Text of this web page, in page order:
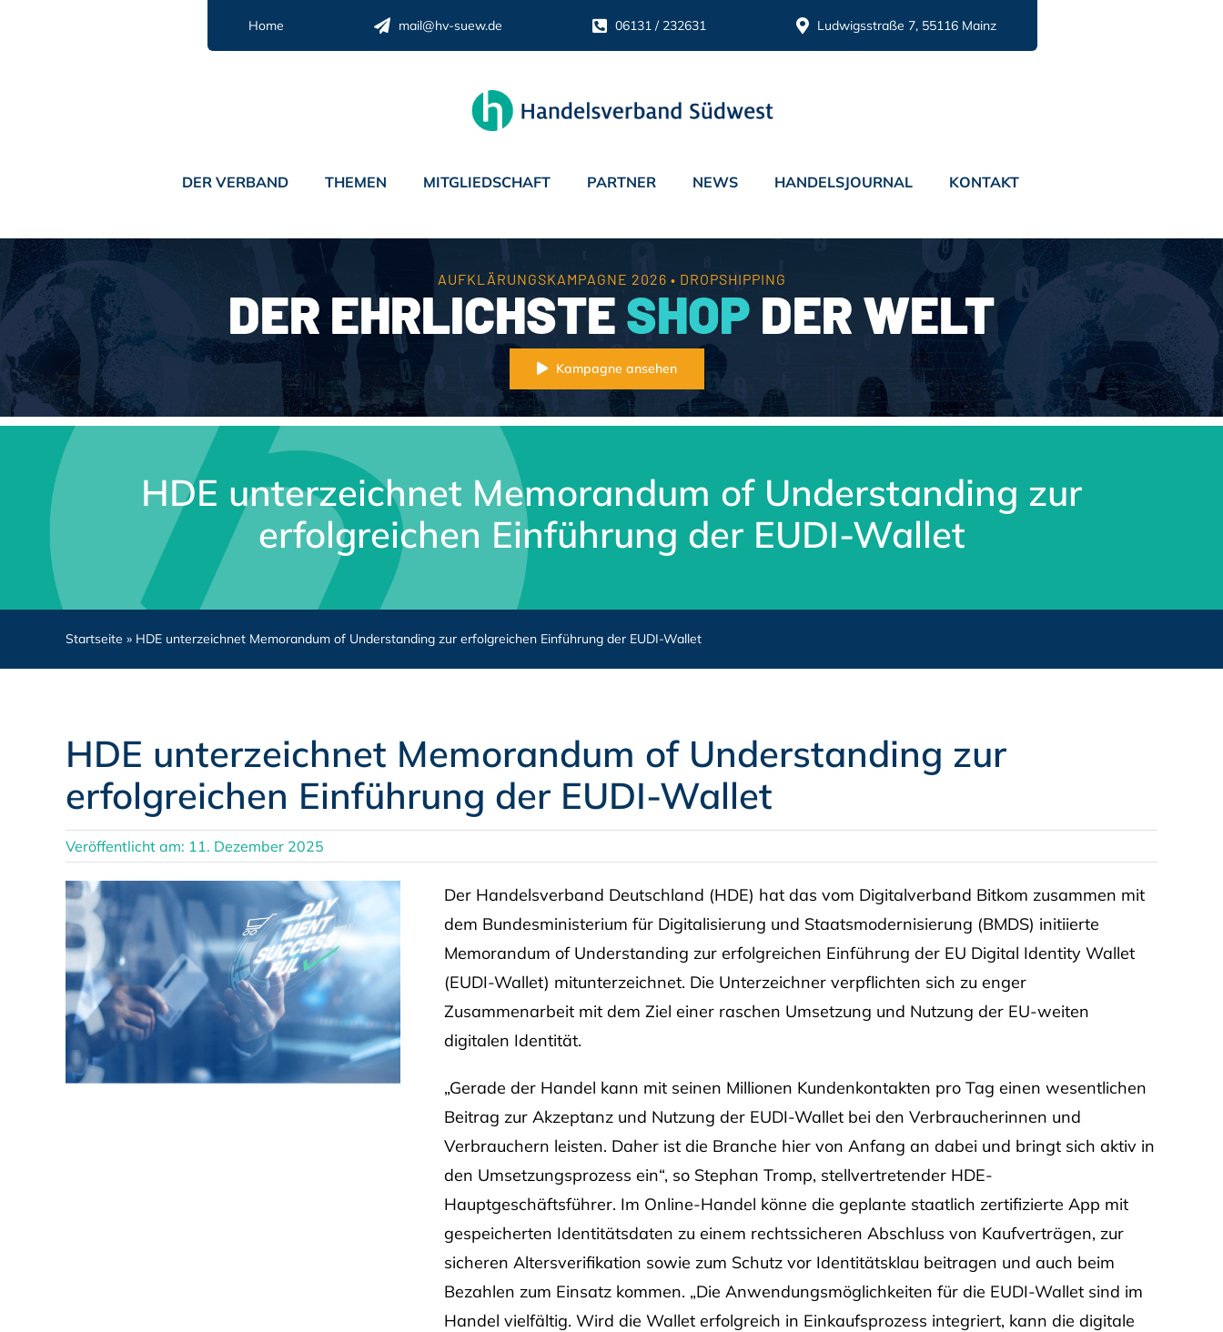
Home mail@hv-suew.de 06131 / 232631 Ludwigsstraße 7, 55116 Mainz
DER VERBAND THEMEN MITGLIEDSCHAFT PARTNER NEWS HANDELSJOURNAL KONTAKT
AUFKLÄRUNGSKAMPAGNE 2026 • DROPSHIPPING
DER EHRLICHSTESHOP DER WELT
Kampagne ansehen
HDE unterzeichnet Memorandum of Understanding zur
erfolgreichen Einführung der EUDI-Wallet
Startseite » HDE unterzeichnet Memorandum of Understanding zur erfolgreichen Einführung der EUDI-Wallet
HDE unterzeichnet Memorandum of Understanding zur
erfolgreichen Einführung der EUDI-Wallet
Veröffentlicht am: 11. Dezember 2025
Der Handelsverband Deutschland (HDE) hat das vom Digitalverband Bitkom zusammen mit
dem Bundesministerium für Digitalisierung und Staatsmodernisierung (BMDS) initiierte
Memorandum of Understanding zur erfolgreichen Einführung der EU Digital Identity Wallet
(EUDI-Wallet) mitunterzeichnet. Die Unterzeichner verpflichten sich zu enger
Zusammenarbeit mit dem Ziel einer raschen Umsetzung und Nutzung der EU-weiten
digitalen Identität.
„Gerade der Handel kann mit seinen Millionen Kundenkontakten pro Tag einen wesentlichen
Beitrag zur Akzeptanz und Nutzung der EUDI-Wallet bei den Verbraucherinnen und
Verbrauchern leisten. Daher ist die Branche hier von Anfang an dabei und bringt sich aktiv in
den Umsetzungsprozess ein“, so Stephan Tromp, stellvertretender HDE-
Hauptgeschäftsführer. Im Online-Handel könne die geplante staatlich zertifizierte App mit
gespeicherten Identitätsdaten zu einem rechtssicheren Abschluss von Kaufverträgen, zur
sicheren Altersverifikation sowie zum Schutz vor Identitätsklau beitragen und auch beim
Bezahlen zum Einsatz kommen. „Die Anwendungsmöglichkeiten für die EUDI-Wallet sind im
Handel vielfältig. Wird die Wallet erfolgreich in Einkaufsprozess integriert, kann die digitale